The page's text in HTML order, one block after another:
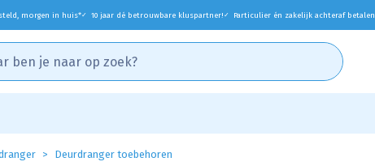
morgen in huis*✓ 10 jaar dé betrouwbare kluspartner! ✓ Particulier én zakelijk achteraf betalen
Deurdranger toebehoren